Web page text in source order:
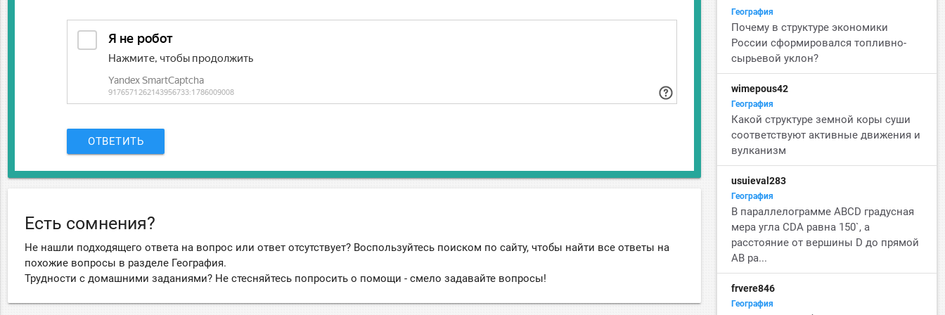
ОТВЕТИТЬ
Есть сомнения?
Не нашли подходящего ответа на вопрос или ответ отсутствует? Воспользуйтесь поиском по сайту, чтобы найти все ответы на
похожие вопросы в разделе География.
Трудности с домашними заданиями? Не стесняйтесь попросить о помощи - смело задавайте вопросы!
География
Почему в структуре экономики
России сформировался топливно-
сырьевой уклон?
wimepous42
География
Какой структуре земной коры суши
соответствуют активные движения и
вулканизм
usuieval283
География
В параллелограмме ABCD градусная
мера угла CDA равна 150`, а
расстояние от вершины D до прямой
AB ра...
frvere846
География